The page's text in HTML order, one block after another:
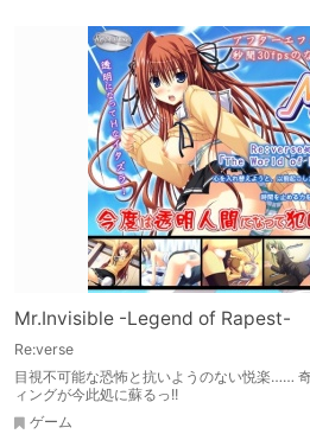
Mr.Invisible -Legend of Rapest-
Re:verse
目視不可能な恐怖と抗いようのない悦楽……
ィングが今此処に蘇るっ!!
ゲーム